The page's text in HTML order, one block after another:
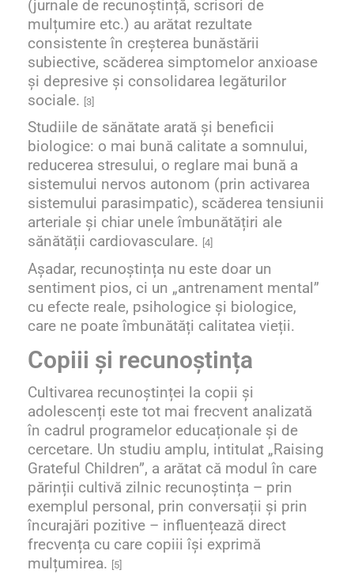
(jurnale de recunoștință, scrisori de
mulțumire etc.) au arătat rezultate
consistente în creșterea bunăstării
subiective, scăderea simptomelor anxioase
și depresive și consolidarea legăturilor
sociale. [3]
Studiile de sănătate arată și beneficii
biologice: o mai bună calitate a somnului,
reducerea stresului, o reglare mai bună a
sistemului nervos autonom (prin activarea
sistemului parasimpatic), scăderea tensiunii
arteriale și chiar unele îmbunătățiri ale
sănătății cardiovasculare. [4]
Așadar, recunoștința nu este doar un
sentiment pios, ci un „antrenament mental”
cu efecte reale, psihologice și biologice,
care ne poate îmbunătăți calitatea vieții.
Copiii și recunoștința
Cultivarea recunoștinței la copii și
adolescenți este tot mai frecvent analizată
în cadrul programelor educaționale și de
cercetare. Un studiu amplu, intitulat „Raising
Grateful Children”, a arătat că modul în care
părinții cultivă zilnic recunoștința – prin
exemplul personal, prin conversații și prin
încurajări pozitive – influențează direct
frecvența cu care copiii își exprimă
mulțumirea.
[5]